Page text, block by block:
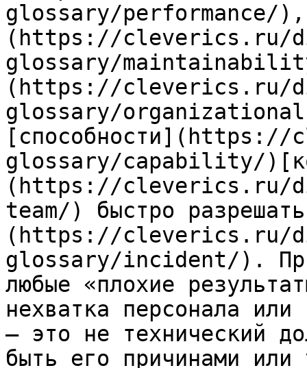
glossary/performance/),
(https://cleverics.ru/
glossary/
(https://cleverics.ru/
glossary/
glossary/capability/
(https://cleverics.ru/
team/) быстро
(https://cleverics.ru/
glossary/incident/). При
любые «плохие
нехватка персонала или
— это не технический
быть его причинами или